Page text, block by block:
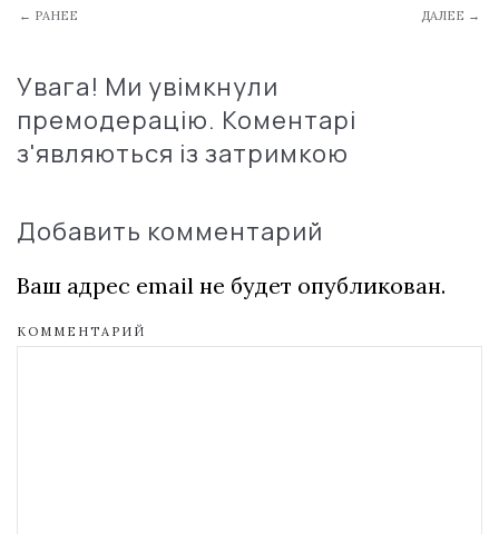
← РАНЕЕ ДАЛЕЕ →
Увага! Ми увімкнули
премодерацію. Коментарі
з'являються із затримкою
Добавить комментарий
Ваш адрес email не будет опубликован.
КОММЕНТАРИЙ